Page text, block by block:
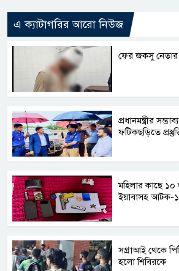
এ ক্যাটাগরির আরো নিউজ
ফের জকসু
প্রধানমন্ত্রীর
ফটিকছড়িতে
মহিলার কাছে ১০
ইয়াবাসহ আটক-১
সগ্রাআই থেকে
হলো শিবিরকে